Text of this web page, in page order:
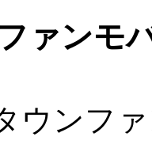
ァンモ
ウンフ